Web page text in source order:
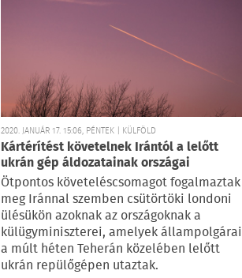
2020. JANUÁR 17. 15:06, PÉNTEK | KÜLFÖLD
Kártérítést követelnek Irántól a lelőtt
ukrán gép áldozatainak országai
Ötpontos követeléscsomagot fogalmaztak
meg Iránnal szemben csütörtöki londoni
ülésükön azoknak az országoknak a
külügyminiszterei, amelyek állampolgárai
a múlt héten Teherán közelében lelőtt
ukrán repülőgépen utaztak.